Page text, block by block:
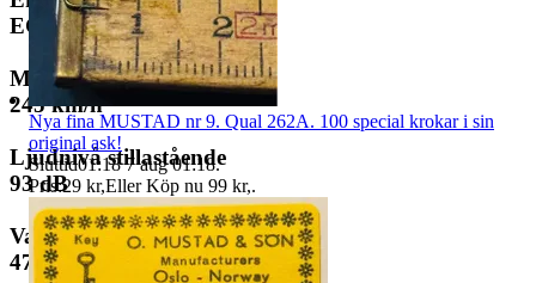
EG
Max hastighet
245 km/h
Ljudnivå stillastående
93 dB
Varvtal stillastående
4750 min-1
Nya fina MUSTAD nr 9. Qual 262A. 100 special krokar i sin
original ask!
Sluttid01:18 7 aug 01:18.
Pris:29 kr,Eller Köp nu 99 kr,.